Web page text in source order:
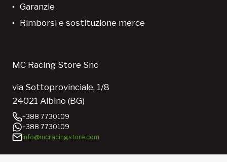
Garanzie
Rimborsi e sostituzione merce
MC Racing Store Snc
via Sottoprovinciale, 1/8
24021 Albino (BG)
+388 7730109
+388 7730109
info@mcracingstore.com